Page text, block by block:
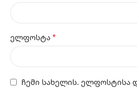
ელფოსტა *
ჩემი სახელის. ელფოსტისა